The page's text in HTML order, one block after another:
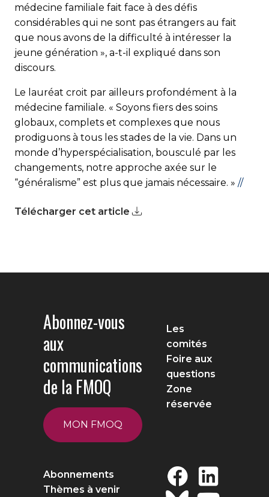
médecine familiale fait face à des défis
considérables qui ne sont pas étrangers au fait
que nous avons de la difficulté à intéresser la
jeune génération », a-t-il expliqué dans son
discours.
Le lauréat croit par ailleurs profondément à la
médecine familiale. « Soyons fiers des soins
globaux, complets et complexes que nous
prodiguons à tous les stades de la vie. Dans un
monde d’hyperspécialisation, bousculé par les
changements, notre approche axée sur le
“généralisme” est plus que jamais nécessaire. » //
Télécharger cet article
Abonnez-vous
aux
communications
de la FMOQ
MON FMOQ
Les
comités
Foire aux
questions
Zone
réservée
Abonnements
Thèmes à venir